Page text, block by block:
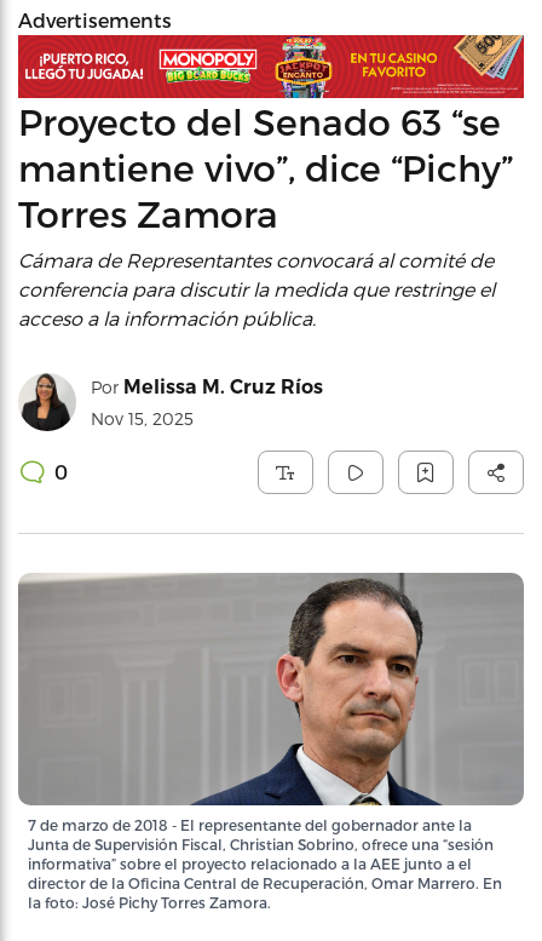
Advertisements
Proyecto del Senado 63 “se
mantiene vivo”, dice “Pichy”
Torres Zamora
Cámara de Representantes convocará al comité de
conferencia para discutir la medida que restringe el
acceso a la información pública.
Por Melissa M. Cruz Ríos
Nov 15, 2025
0
7 de marzo de 2018 - El representante del gobernador ante la
Junta de Supervisión Fiscal, Christian Sobrino, ofrece una “sesión
informativa” sobre el proyecto relacionado a la AEE junto a el
director de la Oficina Central de Recuperación, Omar Marrero. En
la foto: José Pichy Torres Zamora.